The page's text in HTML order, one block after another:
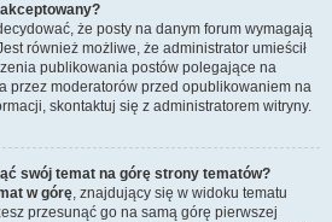
że posty na danym forum wymagają
również możliwe, że administrator umieścił
publikowania postów polegające na
przez moderatorów przed opublikowaniem na
skontaktuj się z administratorem witryny.
swój temat na górę strony tematów?
w górę, znajdujący się w widoku tematu
przesunąć go na samą górę pierwszej